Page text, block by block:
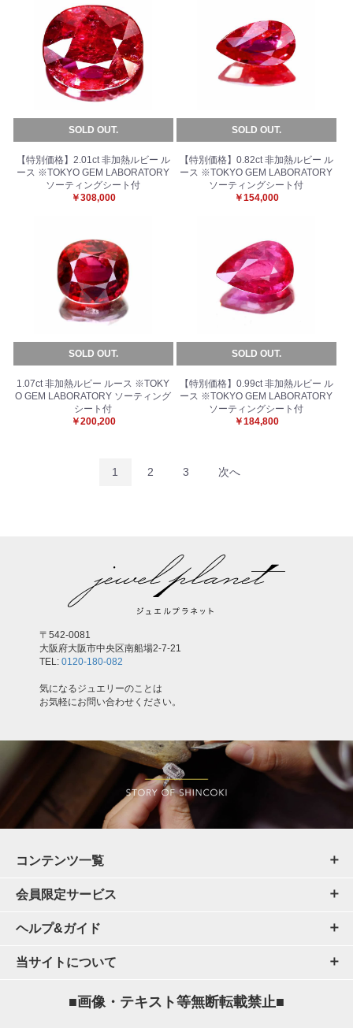
SOLD OUT.
【特別価格】2.01ct 非加熱ルビー ル
ース ※TOKYO GEM LABORATORY
ソーティングシート付
￥308,000
SOLD OUT.
【特別価格】0.82ct 非加熱ルビー ル
ース ※TOKYO GEM LABORATORY
ソーティングシート付
￥154,000
SOLD OUT.
1.07ct 非加熱ルビー ルース ※TOKY
O GEM LABORATORY ソーティング
シート付
￥200,200
SOLD OUT.
【特別価格】0.99ct 非加熱ルビー ル
ース ※TOKYO GEM LABORATORY
ソーティングシート付
￥184,800
1 2 3 次へ
〒542-0081
大阪府大阪市中央区南船場2-7-21
TEL: 0120-180-082
気になるジュエリーのことは
お気軽にお問い合わせください。
コンテンツ一覧
会員限定サービス
ヘルプ&ガイド
当サイトについて
■画像・テキスト等無断転載禁止■